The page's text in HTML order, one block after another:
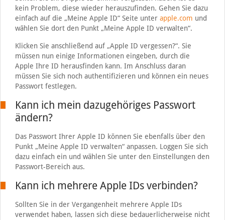
kein Problem, diese wieder herauszufinden. Gehen Sie dazu
einfach auf die „Meine Apple ID“ Seite unter apple.com und
wählen Sie dort den Punkt „Meine Apple ID verwalten“.
Klicken Sie anschließend auf „Apple ID vergessen?“. Sie
müssen nun einige Informationen eingeben, durch die
Apple Ihre ID herausfinden kann. Im Anschluss daran
müssen Sie sich noch authentifizieren und können ein neues
Passwort festlegen.
Kann ich mein dazugehöriges Passwort
ändern?
Das Passwort Ihrer Apple ID können Sie ebenfalls über den
Punkt „Meine Apple ID verwalten“ anpassen. Loggen Sie sich
dazu einfach ein und wählen Sie unter den Einstellungen den
Passwort-Bereich aus.
Kann ich mehrere Apple IDs verbinden?
Sollten Sie in der Vergangenheit mehrere Apple IDs
verwendet haben, lassen sich diese bedauerlicherweise nicht